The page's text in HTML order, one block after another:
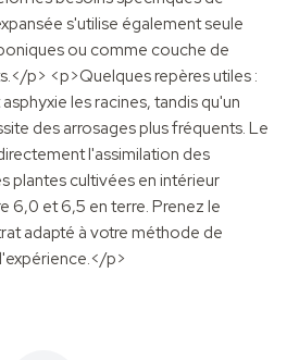
s'utilise également seule
ou comme couche de
p> <p>Quelques repères utiles :
les racines, tandis qu'un
des arrosages plus fréquents. Le
l'assimilation des
plantes cultivées en intérieur
6,0 et 6,5 en terre. Prenez le
adapté à votre méthode de
p>